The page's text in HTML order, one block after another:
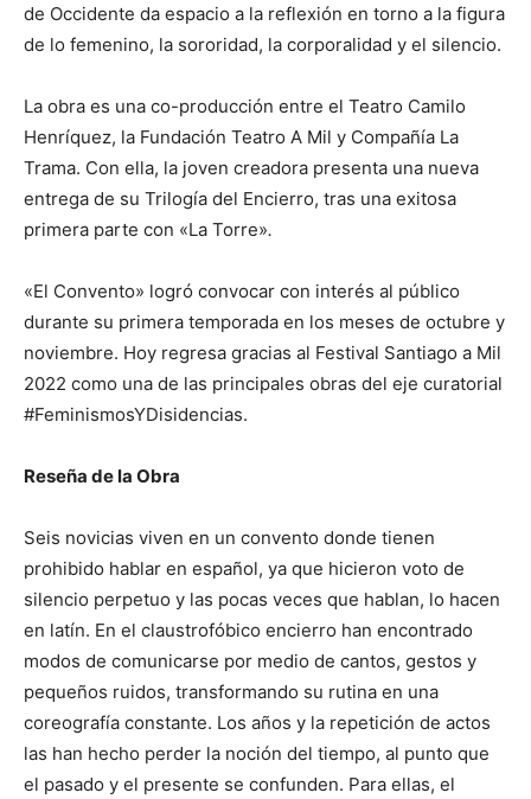
de Occidente da espacio a la reflexión en torno a la figura
de lo femenino, la sororidad, la corporalidad y el silencio.
La obra es una co-producción entre el Teatro Camilo
Henríquez, la Fundación Teatro A Mil y Compañía La
Trama. Con ella, la joven creadora presenta una nueva
entrega de su Trilogía del Encierro, tras una exitosa
primera parte con «La Torre».
«El Convento» logró convocar con interés al público
durante su primera temporada en los meses de octubre y
noviembre. Hoy regresa gracias al Festival Santiago a Mil
2022 como una de las principales obras del eje curatorial
#FeminismosYDisidencias.
Reseña de la Obra
Seis novicias viven en un convento donde tienen
prohibido hablar en español, ya que hicieron voto de
silencio perpetuo y las pocas veces que hablan, lo hacen
en latín. En el claustrofóbico encierro han encontrado
modos de comunicarse por medio de cantos, gestos y
pequeños ruidos, transformando su rutina en una
coreografía constante. Los años y la repetición de actos
las han hecho perder la noción del tiempo, al punto que
el pasado y el presente se confunden. Para ellas, el